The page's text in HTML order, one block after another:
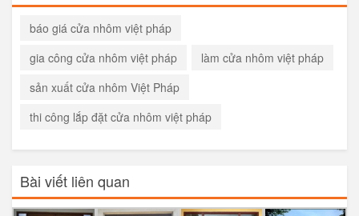
báo giá cửa nhôm việt pháp
gia công cửa nhôm việt pháp
làm cửa nhôm việt pháp
sản xuất cửa nhôm Việt Pháp
thi công lắp đặt cửa nhôm việt pháp
Bài viết liên quan